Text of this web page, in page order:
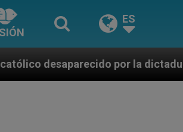
ES
por la dictadura nicaragüense